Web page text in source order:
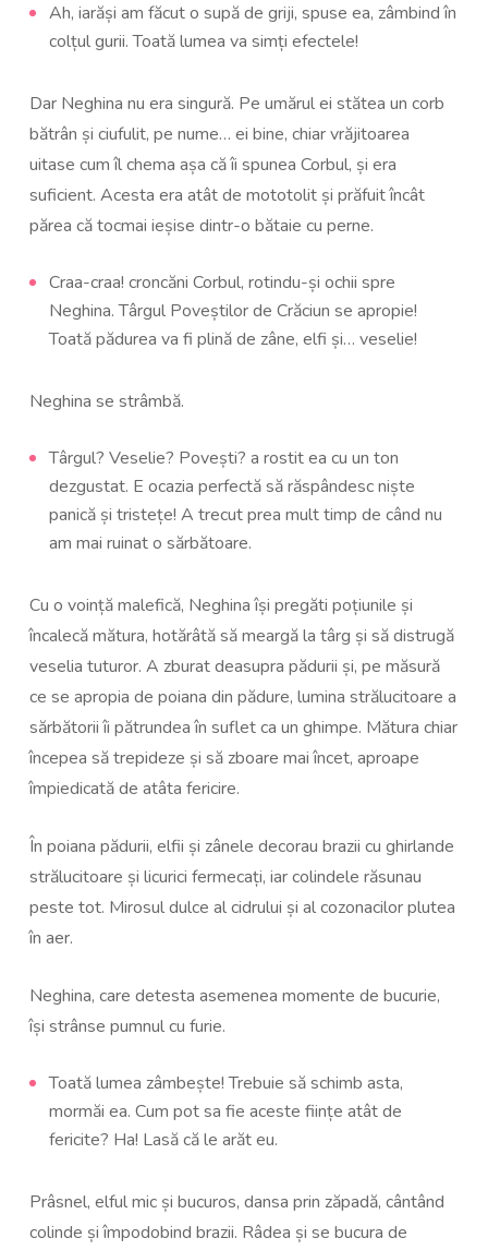
Ah, iarăși am făcut o supă de griji, spuse ea, zâmbind în
colțul gurii. Toată lumea va simți efectele!
Dar Neghina nu era singură. Pe umărul ei stătea un corb
bătrân și ciufulit, pe nume… ei bine, chiar vrăjitoarea
uitase cum îl chema așa că îi spunea Corbul, și era
suficient. Acesta era atât de mototolit și prăfuit încât
părea că tocmai ieșise dintr-o bătaie cu perne.
Craa-craa! croncăni Corbul, rotindu-și ochii spre
Neghina. Târgul Poveștilor de Crăciun se apropie!
Toată pădurea va fi plină de zâne, elfi și… veselie!
Neghina se strâmbă.
Târgul? Veselie? Povești? a rostit ea cu un ton
dezgustat. E ocazia perfectă să răspândesc niște
panică și tristețe! A trecut prea mult timp de când nu
am mai ruinat o sărbătoare.
Cu o voință malefică, Neghina își pregăti poțiunile și
încalecă mătura, hotărâtă să meargă la târg și să distrugă
veselia tuturor. A zburat deasupra pădurii și, pe măsură
ce se apropia de poiana din pădure, lumina strălucitoare a
sărbătorii îi pătrundea în suflet ca un ghimpe. Mătura chiar
începea să trepideze și să zboare mai încet, aproape
împiedicată de atâta fericire.
În poiana pădurii, elfii și zânele decorau brazii cu ghirlande
strălucitoare și licurici fermecați, iar colindele răsunau
peste tot. Mirosul dulce al cidrului și al cozonacilor plutea
în aer.
Neghina, care detesta asemenea momente de bucurie,
își strânse pumnul cu furie.
Toată lumea zâmbește! Trebuie să schimb asta,
mormăi ea. Cum pot sa fie aceste ființe atât de
fericite? Ha! Lasă că le arăt eu.
Prâsnel, elful mic și bucuros, dansa prin zăpadă, cântând
colinde și împodobind brazii. Râdea și se bucura de